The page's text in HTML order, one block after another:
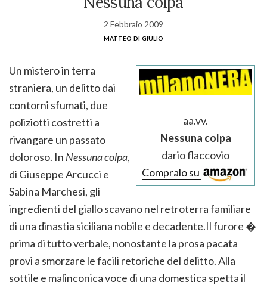
2 Febbraio 2009
matteo di giulio
aa.vv.
Nessuna colpa
dario flaccovio
Compralo su
Un mistero in terra
straniera, un delitto dai
contorni sfumati, due
poliziotti costretti a
rivangare un passato
doloroso. In Nessuna colpa,
di Giuseppe Arcucci e
Sabina Marchesi, gli
ingredienti del giallo scavano nel retroterra familiare
di una dinastia siciliana nobile e decadente.Il furore �
prima di tutto verbale, nonostante la prosa pacata
provi a smorzare le facili retoriche del delitto. Alla
sottile e malinconica voce di una domestica spetta il